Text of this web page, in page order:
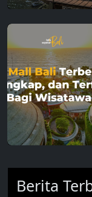
Berita